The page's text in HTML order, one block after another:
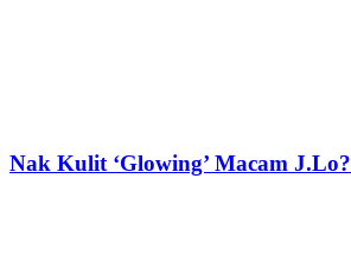
Nak Kulit ‘Glowing’ Macam J.Lo?